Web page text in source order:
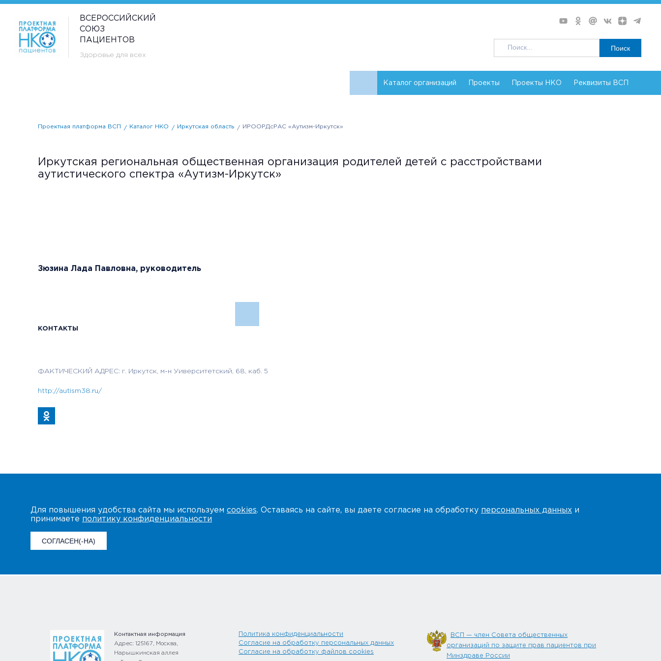
ВСЕРОССИЙСКИЙ
СОЮЗ
ПАЦИЕНТОВ
Здоровье для всех
Поиск
Каталог организаций Проекты Проекты НКО Реквизиты ВСП
Проектная платформа ВСП Каталог НКО Иркутская область ИРООРДсРАС «Аутизм-Иркутск»
Иркутская региональная общественная организация родителей детей с расстройствами
аутистического спектра «Аутизм-Иркутск»
Зюзина Лада Павловна, руководитель
КОНТАКТЫ
ФАКТИЧЕСКИЙ АДРЕС: г. Иркутск, м-н Уиверситетский, 68, каб. 5
http://autism38.ru/
Для повышения удобства сайта мы используем cookies. Оставаясь на сайте, вы даете согласие на обработку персональных данных и
принимаете политику конфиденциальности
СОГЛАСЕН(-НА)
Контактная информация
Адрес: 125167, Москва,
Нарышкинская аллея
Политика конфиденциальности
Согласие на обработку персональных данных
Согласие на обработку файлов cookies
ВСП — член Совета общественных
организаций по защите прав пациентов при
Минздраве России